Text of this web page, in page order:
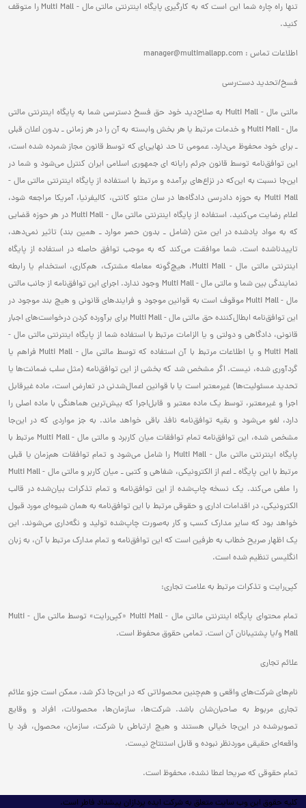
تنها راه چاره شما این است که به کارگیری پایگاه اینترنتی مالتی مال - Multi Mall را متوقف
کنید.
اطلاعات تماس : manager@multimallapp.com
فسخ/تحدید دست‌رسی
مالتی مال - Multi Mall به صلاح‌دید خود حق فسخ دسترسی شما به پایگاه اینترنتی مالتی
مال - Multi Mall و خدمات مرتبط یا هر بخش وابسته به آن را در هر زمانی ـ بدون اعلان قبلی
ـ برای خود محفوظ می‌دارد. عمومی تا حد نهایی‌ای که توسط قانون مجاز شمرده شده است،
این توافق‌نامه توسط قانون جرئم رایانه ای جمهوری اسلامی ایران کنترل می‌شود و شما در
این‌جا نسبت به این‌که در نزاع‌های برآمده و مرتبط با استفاده از پایگاه اینترنتی مالتی مال -
Multi Mall به حوزه دادرسی دادگاه‌ها در سان متئو کانتی، کالیفرنیا، آمریکا مراجعه شود،
اعلام رضایت می‌کنید. استفاده از پایگاه اینترنتی مالتی مال - Multi Mall در هر حوزه قضایی
که به مواد یادشده در این متن (شامل ـ بدون حصر موارد ـ همین بند) تاثیر نمی‌دهد،
تاییدناشده است. شما موافقت می‌کند که به موجب توافق حاصله در استفاده از پایگاه
اینترنتی مالتی مال - Multi Mall، هیچ‌گونه معامله مشترک، هم‌کاری، استخدام یا رابطه
نمایندگی بین شما و مالتی مال - Multi Mall وجود ندارد. اجرای این توافق‌نامه از جانب مالتی
مال - Multi Mall موقوف است به قوانین موجود و فرایند‌های قانونی و هیچ بند موجود در
این توافق‌نامه ابطال‌کننده حق مالتی مال - Multi Mall برای برآورده کردن درخواست‌های اجبار
قانونی، دادگاهی و دولتی و یا الزامات مرتبط با استفاده شما از پایگاه اینترنتی مالتی مال -
Multi Mall و یا اطلاعات مرتبط با آن استفاده که توسط مالتی مال - Multi Mall فراهم‌ یا
گردآوری شده، نیست. اگر مشخص شد که بخشی از این توافق‌نامه (مثل سلب ضمانت‌ها یا
تحدید مسئولیت‌ها) غیرمعتبر است یا با قوانین اعمال‌شدنی در تعارض است، ماده غیرقابل
اجرا و غیرمعتبر، توسط یک ماده معتبر و قابل‌اجرا که بیش‌ترین هماهنگی با ماده اصلی را
دارد، لغو می‌شود و بقیه توافق‌نامه نافذ باقی خواهد ماند. به جز مواردی که در این‌جا
مشخص شده، این توافق‌نامه تمام توافقات میان کاربرد و مالتی مال - Multi Mall مرتبط با
پایگاه اینترنتی مالتی مال - Multi Mall را شامل می‌شود و تمام توافقات هم‌زمان یا قبلی
مرتبط با این پایگاه ـ اعم از الکترونیکی، شفاهی و کتبی ـ میان کاربر و مالتی مال - Multi Mall
را ملغی می‌کند. یک نسخه‌ چاپ‌شده از این توافق‌نامه و تمام تذکرات بیان‌شده در قالب
الکترونیکی، در اقدامات اداری و حقوقی مرتبط با این توافق‌نامه به همان شیوه‌ای مورد قبول
خواهد بود که سایر مدارک کسب و کار به‌صورت چاپ‌شده تولید و نگه‌داری می‌شوند. این
یک اظهار صریح خطاب به طرفین است که این توافق‌نامه و تمام مدارک مرتبط با آن، به زبان
انگلیسی تنظیم شده است.
کپی‌رایت و تذکرات مرتبط به علامت تجاری:
تمام محتوای پایگاه اینترنتی مالتی مال - Multi Mall «کپی‌رایت» توسط مالتی مال - Multi
Mall و/یا پشتیبانان آن است. تمامی حقوق محفوظ است.
علائم تجاری
نام‌های شرکت‌های واقعی و هم‌چنین محصولاتی که در این‌جا ذکر شد، ممکن است جزو علائم
تجاری مربوط به صاحبان‌شان باشد. شرکت‌ها، سازمان‌ها، محصولات، افراد و وقایع
تصویر‌شده در این‌جا خیالی هستند و هیچ ارتباطی با شرکت‌، سازمان، محصول، فرد یا
واقعه‌ای حقیقی موردنظر نبوده و قابل استنتاج نیست.
تمام حقوقی که صریحا اعطا نشده، محفوظ است.
کلیه حقوق این وب سایت متعلق به شرکت ایده پردازان پیشداد فاطر است.